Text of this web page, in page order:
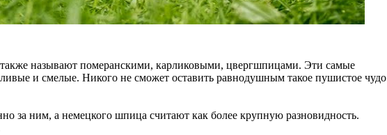
называют померанскими, карликовыми, цвергшпицами. Эти самые
и смелые. Никого не сможет оставить равнодушным такое пушистое чудо
за ним, а немецкого шпица считают как более крупную разновидность.